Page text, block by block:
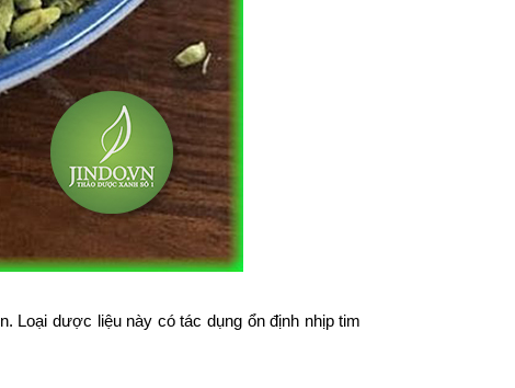
Loại dược liệu này có tác dụng ổn định nhịp tim